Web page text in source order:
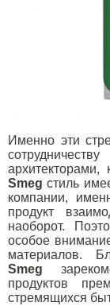
Именно эти
Smeg стиль
компании,
продукт
наоборот.
особое
материалов.
Smeg
продуктов
стремящихся